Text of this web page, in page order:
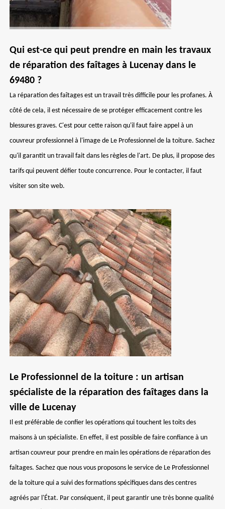
Qui est-ce qui peut prendre en main les travaux
de réparation des faîtages à Lucenay dans le
69480 ?
La réparation des faîtages est un travail très difficile pour les profanes. À
côté de cela, il est nécessaire de se protéger efficacement contre les
blessures graves. C'est pour cette raison qu'il faut faire appel à un
couvreur professionnel à l'image de Le Professionnel de la toiture. Sachez
qu'il garantit un travail fait dans les règles de l'art. De plus, il propose des
tarifs qui peuvent défier toute concurrence. Pour le contacter, il faut
visiter son site web.
Le Professionnel de la toiture : un artisan
spécialiste de la réparation des faîtages dans la
ville de Lucenay
Il est préférable de confier les opérations qui touchent les toits des
maisons à un spécialiste. En effet, il est possible de faire confiance à un
artisan couvreur pour prendre en main les opérations de réparation des
faîtages. Sachez que nous vous proposons le service de Le Professionnel
de la toiture qui a suivi des formations spécifiques dans des centres
agréés par l'État. Par conséquent, il peut garantir une très bonne qualité